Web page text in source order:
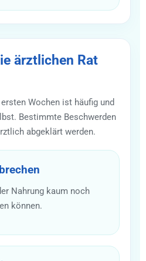
ärztlichen Rat
Wochen ist häufig und
Bestimmte Beschwerden
abgeklärt werden.
Nahrung kaum noch
können.